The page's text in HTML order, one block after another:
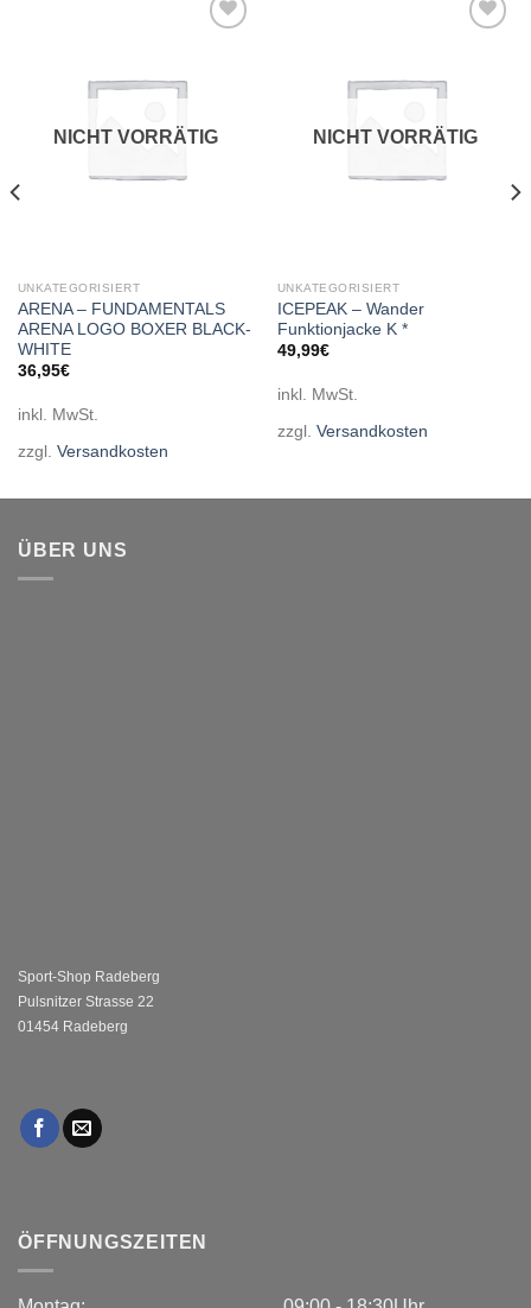
NICHT VORRÄTIG
UNKATEGORISIERT
ARENA – FUNDAMENTALS
ARENA LOGO BOXER BLACK-
WHITE
36,95€
inkl. MwSt.
zzgl. Versandkosten
NICHT VORRÄTIG
UNKATEGORISIERT
ICEPEAK – Wander
Funktionjacke K *
49,99€
inkl. MwSt.
zzgl. Versandkosten
ÜBER UNS
Sport-Shop Radeberg
Pulsnitzer Strasse 22
01454 Radeberg
ÖFFNUNGSZEITEN